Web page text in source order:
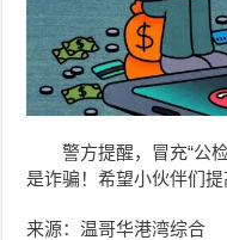
警方提醒， 冒充“公
是诈骗！希望小伙伴们提
来源：温哥华港湾综合